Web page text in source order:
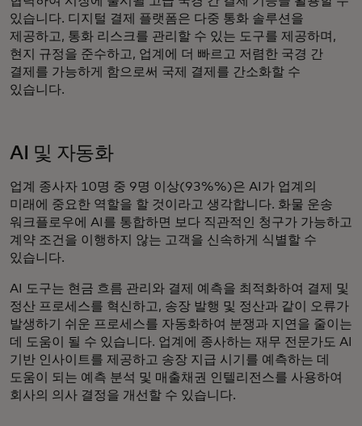
있습니다. 디지털 결제 플랫폼은 다중 통화 솔루션을
제공하고, 통화 리스크를 관리할 수 있는 도구를 제공하며,
현지 규정을 준수하고, 업계에 더 빠르고 저렴한 국경 간
결제를 가능하게 함으로써 국제 결제를 간소화할 수
있습니다.
AI 및 자동화
업계 종사자 10명 중 9명 이상(93%%)은 AI가 업계의
미래에 중요한 역할을 할 것이라고 생각합니다. 화물 운송
워크플로우에 AI를 통합하면 보다 직관적인 청구가 가능하고
계약 조건을 이행하지 않는 고객을 신속하게 식별할 수
있습니다.
AI 도구는 현금 흐름 관리와 결제 예측을 최적화하여 결제 및
정산 프로세스를 혁신하고, 송장 발행 및 정산과 같이 오류가
발생하기 쉬운 프로세스를 자동화하여 분쟁과 지연을 줄이는
데 도움이 될 수 있습니다. 업계에 종사하는 재무 전문가도 AI
기반 인사이트를 제공하고 송장 지급 시기를 예측하는 데
도움이 되는 예측 분석 및 매출채권 인텔리전스를 사용하여
회사의 의사 결정을 개선할 수 있습니다.